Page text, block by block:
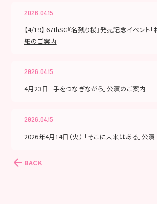
2026.04.15
【4/19】 67thSG『名残り桜』発売記念イベント
細のご案内
2026.04.15
4月23日 「手をつなぎながら」公演のご案内
2026.04.15
2026年4月14日（火） 「そこに未来はある」公演
BACK